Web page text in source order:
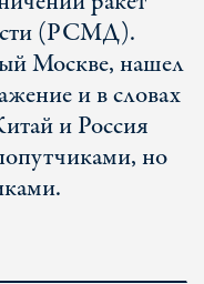
(РСМД).
Москве, нашел
и в словах
и Россия
но